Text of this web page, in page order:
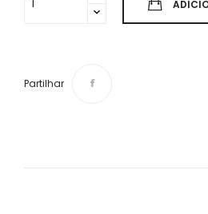
Partilhar